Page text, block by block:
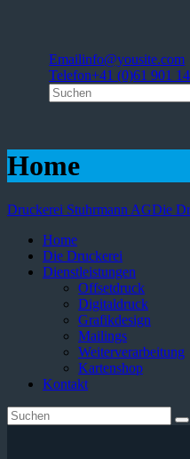
Emailinfo@yousite.com
Telefon+41 (0)61 901
Home
Druckerei Stuhrmann AGDie
Home
Die Druckerei
Dienstleistungen
Offsetdruck
Digitaldruck
Grafikdesign
Mailings
Weiterverarbeitung
Kartenshop
Kontakt